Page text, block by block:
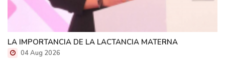
LA IMPORTANCIA DE LA LACTANCIA MATERNA
04 Aug 2026